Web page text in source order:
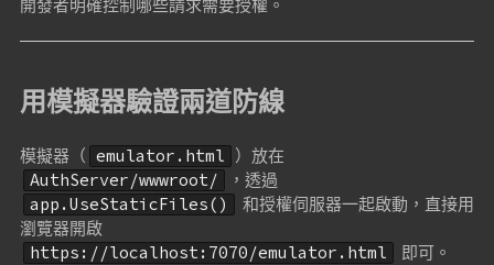
用模擬器驗證兩道防線
模擬器（ emulator.html ）放在
AuthServer/wwwroot/ ，透過
app.UseStaticFiles()
和授權伺服器一起啟動，直接用
瀏覽器開啟
https://localhost:7070/emulator.html 即可。